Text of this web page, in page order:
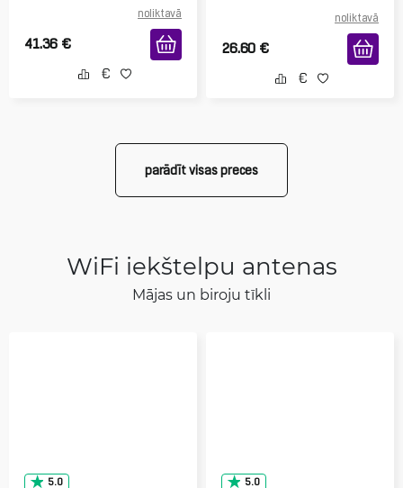
noliktavā
41.36 €
noliktavā
26.60 €
parādīt visas preces
WiFi iekštelpu antenas
Mājas un biroju tīkli
5.0 5.0